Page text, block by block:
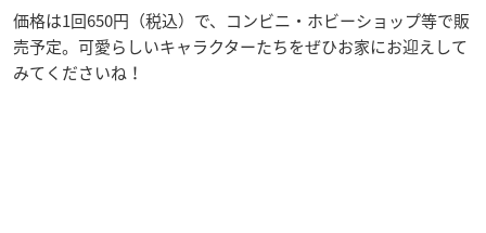
価格は1回650円（税込）で、コンビニ・ホビーショップ等で販
売予定。可愛らしいキャラクターたちをぜひお家にお迎えして
みてくださいね！